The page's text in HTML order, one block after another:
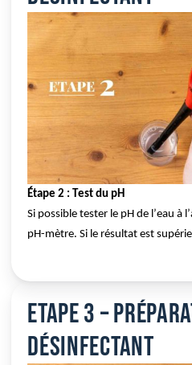
Étape 2 : Test du pH
Si possible tester le pH de l’eau à
pH-mètre. Si le résultat est
Etape 3 –
désinfectant